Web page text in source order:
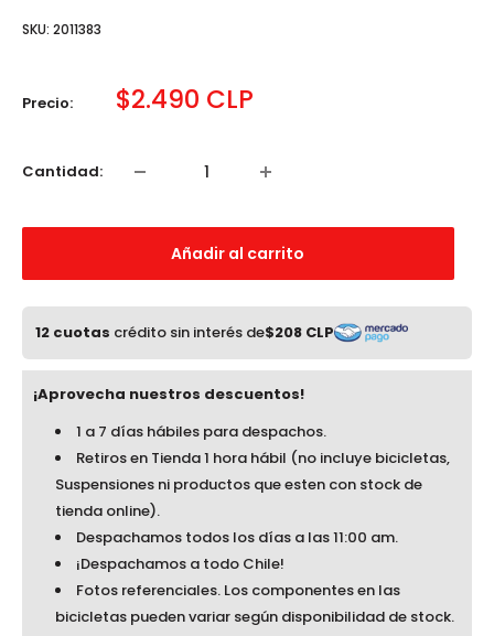
SKU: 2011383
Precio: Precio
$2.490 CLP
Cantidad:
Añadir al carrito
12 cuotas crédito sin interés de$208 CLP
¡Aprovecha nuestros descuentos!
1 a 7 días hábiles para despachos.
Retiros en Tienda 1 hora hábil (no incluye bicicletas,
Suspensiones ni productos que esten con stock de
tienda online).
Despachamos todos los días a las 11:00 am.
¡Despachamos a todo Chile!
Fotos referenciales. Los componentes en las
bicicletas pueden variar según disponibilidad de stock.